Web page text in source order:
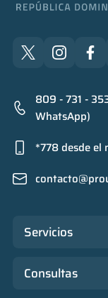
809 - 731 -
WhatsApp)
*778 desde el
Servicios
Consultas